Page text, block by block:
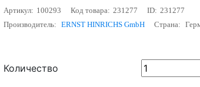
Артикул: 100293 Код товара: 231277 ID: 231277
Производитель: ERNST HINRICHS GmbH Страна:
Количество